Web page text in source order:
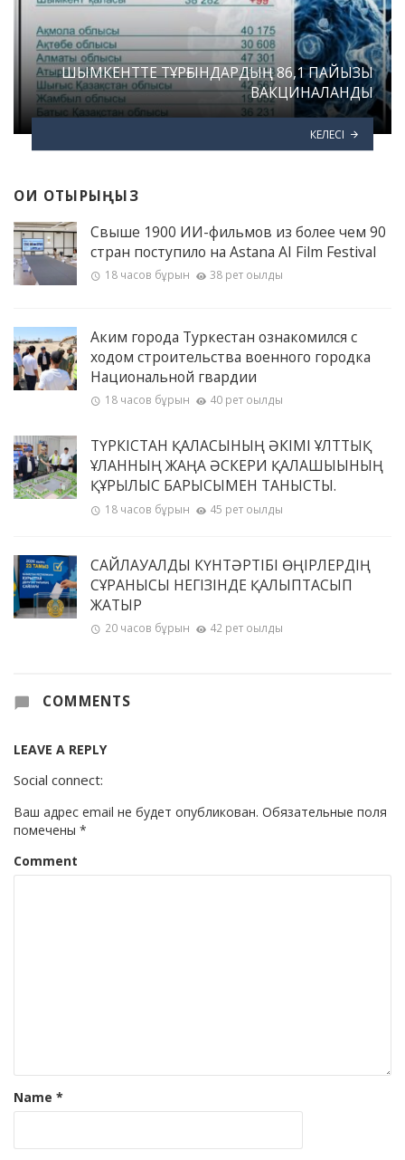
ШЫМКЕНТТЕ ТҰРҒЫНДАРДЫҢ 86,1 ПАЙЫЗЫ
ВАКЦИНАЛАНДЫ
КЕЛЕСІ
ОҚИ ОТЫРЫҢЫЗ
Свыше 1900 ИИ-фильмов из более чем 90
стран поступило на Astana AI Film Festival
18 часов бұрын 38 рет оқылды
Аким города Туркестан ознакомился с
ходом строительства военного городка
Национальной гвардии
18 часов бұрын 40 рет оқылды
ТҮРКІСТАН ҚАЛАСЫНЫҢ ӘКІМІ ҰЛТТЫҚ
ҰЛАННЫҢ ЖАҢА ӘСКЕРИ ҚАЛАШЫҒЫНЫҢ
ҚҰРЫЛЫС БАРЫСЫМЕН ТАНЫСТЫ.
18 часов бұрын 45 рет оқылды
САЙЛАУАЛДЫ КҮНТӘРТІБІ ӨҢІРЛЕРДІҢ
СҰРАНЫСЫ НЕГІЗІНДЕ ҚАЛЫПТАСЫП
ЖАТЫР
20 часов бұрын 42 рет оқылды
COMMENTS
LEAVE A REPLY
Social connect:
Ваш адрес email не будет опубликован. Обязательные поля
помечены *
Comment
Name *